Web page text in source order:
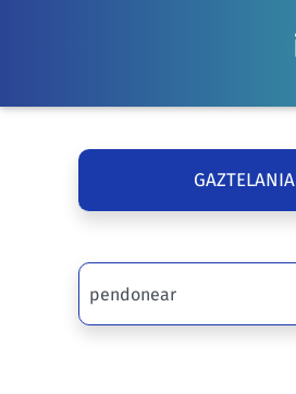
GAZTELANIA